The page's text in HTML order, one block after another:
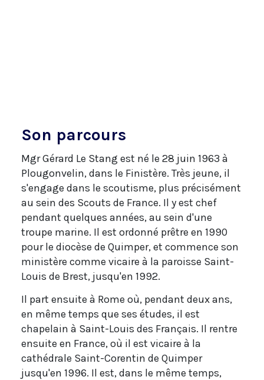
Son parcours
Mgr Gérard Le Stang est né le 28 juin 1963 à
Plougonvelin, dans le Finistère. Très jeune, il
s'engage dans le scoutisme, plus précisément
au sein des Scouts de France. Il y est chef
pendant quelques années, au sein d'une
troupe marine. Il est ordonné prêtre en 1990
pour le diocèse de Quimper, et commence son
ministère comme vicaire à la paroisse Saint-
Louis de Brest, jusqu'en 1992.
Il part ensuite à Rome où, pendant deux ans,
en même temps que ses études, il est
chapelain à Saint-Louis des Français. Il rentre
ensuite en France, où il est vicaire à la
cathédrale Saint-Corentin de Quimper
jusqu'en 1996. Il est, dans le même temps,